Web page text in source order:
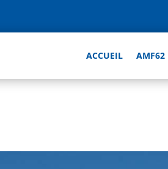
ACCUEIL AMF62